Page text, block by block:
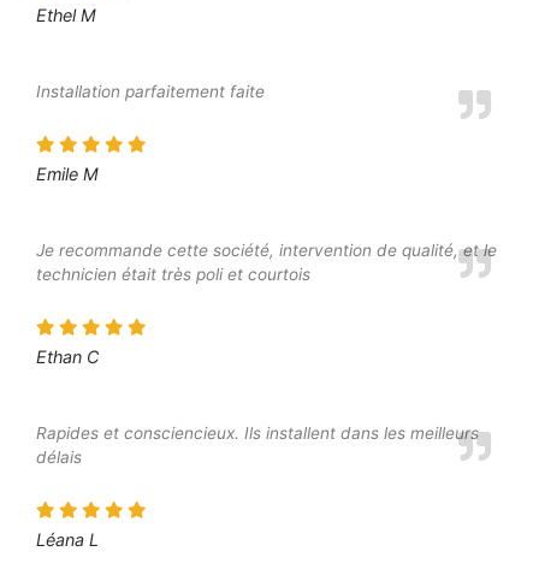
Ethel M
Installation parfaitement faite
Emile M
Je recommande cette société, intervention de qualité, et le
technicien était très poli et courtois
Ethan C
Rapides et consciencieux. Ils installent dans les meilleurs
délais
Léana L